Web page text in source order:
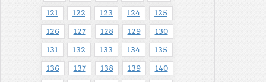
121 122 123 124 125
126 127 128 129 130
131 132 133 134 135
136 137 138 139 140